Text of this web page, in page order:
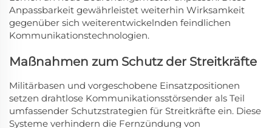
Anpassbarkeit gewährleistet weiterhin Wirksamkeit
gegenüber sich weiterentwickelnden feindlichen
Kommunikationstechnologien.
Maßnahmen zum Schutz der Streitkräfte
Militärbasen und vorgeschobene Einsatzpositionen
setzen drahtlose Kommunikationsstörsender als Teil
umfassender Schutzstrategien für Streitkräfte ein. Diese
Systeme verhindern die Fernzündung von